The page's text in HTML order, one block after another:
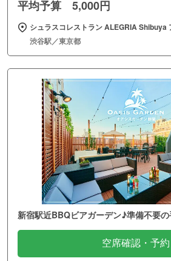
平均予算 5,000円
シュラスコレストラン ALEGRIA Shibuya
渋谷駅／東京都
新宿駅近BBQビアガーデン♪準備不要
空席確認・予約